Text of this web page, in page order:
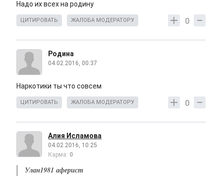
Надо их всех на родину
0
ЦИТИРОВАТЬ ЖАЛОБА МОДЕРАТОРУ
Родина
04.02.2016, 00:37
Наркотики ты что совсем
0
ЦИТИРОВАТЬ ЖАЛОБА МОДЕРАТОРУ
Алия Исламова
04.02.2016, 10:25
Карма: 0
Улан1981 аферист